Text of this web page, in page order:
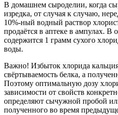
В домашнем сыроделии, когда
изредка, от случая к случаю,
10%-ный водный раствор
продаётся в аптеке в ампулах. В
содержится 1 грамм сухого
воды.
Важно! Избыток хлорида
свёртываемость белка, а
Поэтому оптимальную дозу
зависимости от свойств
определяют сычужной пробой
полученного во время